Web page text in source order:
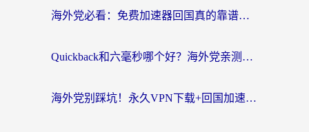
海外党必看：免费加速器回国真的靠谱吗？3步教你选到好用的归雁替代
Quickback和六毫秒哪个好？海外党亲测：选对回国加速器，无缝刷剧办公不再愁
海外党别踩坑！永久VPN下载+回国加速器选择指南，无缝刷国内剧游戏支付